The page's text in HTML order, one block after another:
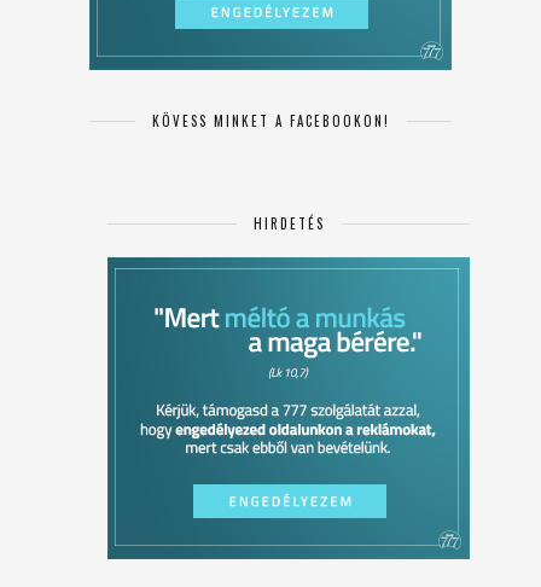
KÖVESS MINKET A FACEBOOKON!
HIRDETÉS